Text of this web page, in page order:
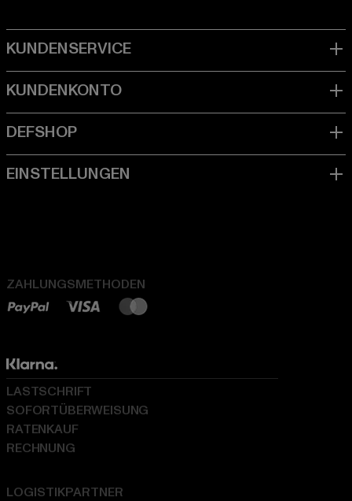
ZAHLUNGSMETHODEN
LOGISTIKPARTNER
LASTSCHRIFT
SOFORTÜBERWEISUNG
RATENKAUF
RECHNUNG